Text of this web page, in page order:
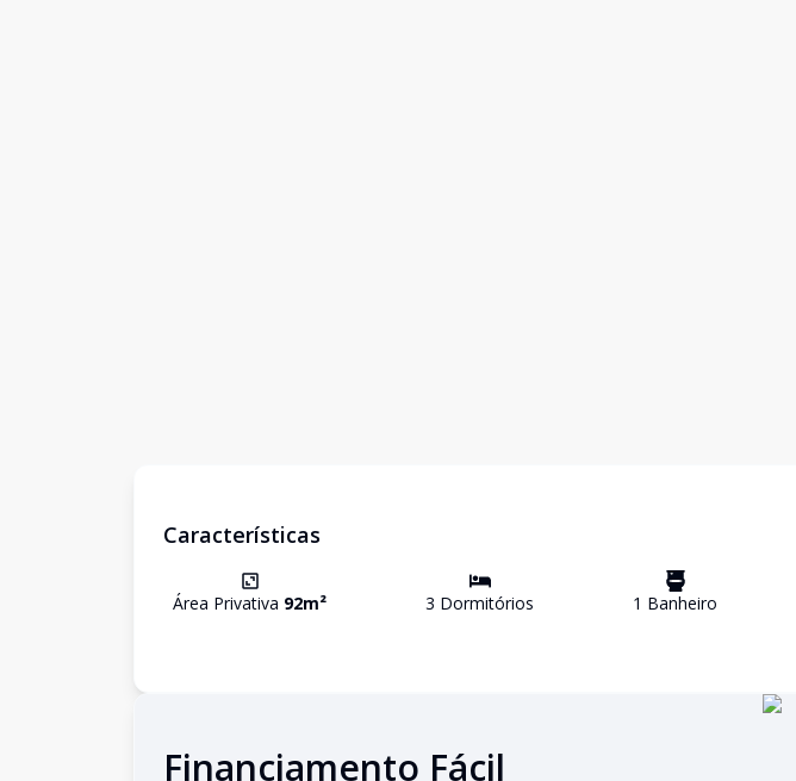
Características
Área Privativa 92m² 3 Dormitórios 1 Banheiro
Financiamento Fácil